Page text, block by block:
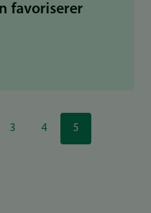
favoriserer
Side
3 Side
4
Nåværende
side
5